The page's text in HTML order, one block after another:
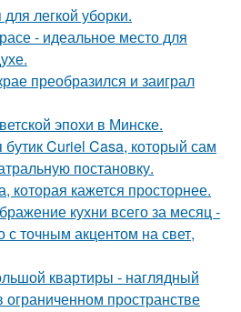
легкой уборки.
- идеальное место для
преобразился и заиграл
эпохи в Минске.
Curiel Casa, который сам
постановку.
которая кажется просторнее.
кухни всего за месяц -
с точным акцентом на свет,
квартиры - наглядный
ограниченном пространстве